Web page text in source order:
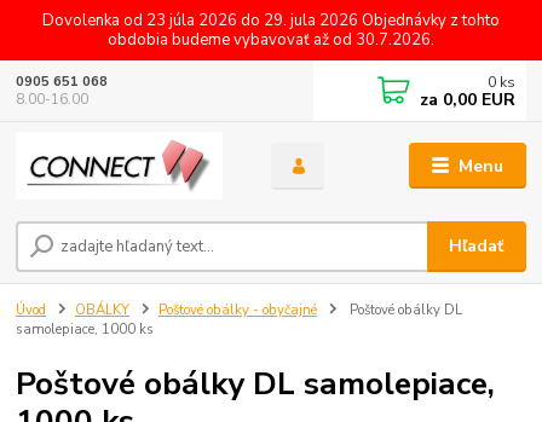
Dovolenka od 23 júla 2026 do 29. jula 2026 Objednávky z tohto
obdobia budeme vybavovať až od 30.7.2026.
Menu
Hľadať
0905 651 068
8.00-16.00
0 ks
za 0,00 EUR
Úvod OBÁLKY Poštové obálky - obyčajné
Poštové obálky DL
samolepiace, 1000 ks
Poštové obálky DL samolepiace,